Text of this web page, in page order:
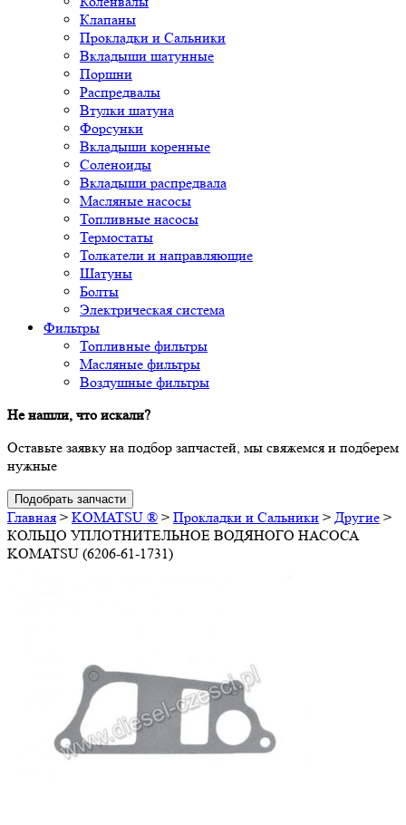
Клапаны
Прокладки и Сальники
Вкладыши шатунные
Поршни
Распредвалы
Втулки шатуна
Форсунки
Вкладыши коренные
Соленоиды
Вкладыши распредвала
Масляные насосы
Топливные насосы
Термостаты
Толкатели и направляющие
Шатуны
Болты
Электрическая система
Фильтры
Топливные фильтры
Масляные фильтры
Воздушные фильтры
Не нашли, что искали?
Оставьте заявку на подбор запчастей, мы свяжемся и подберем
нужные
Подобрать запчасти
Главная > KOMATSU ® > Прокладки и Сальники > Другие >
КОЛЬЦО УПЛОТНИТЕЛЬНОЕ ВОДЯНОГО НАСОСА
KOMATSU (6206-61-1731)